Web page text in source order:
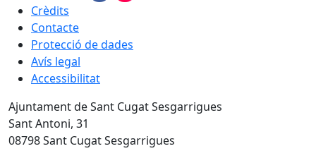
Crèdits
Contacte
Protecció de dades
Avís legal
Accessibilitat
Ajuntament de Sant Cugat Sesgarrigues
Sant Antoni, 31
08798 Sant Cugat Sesgarrigues